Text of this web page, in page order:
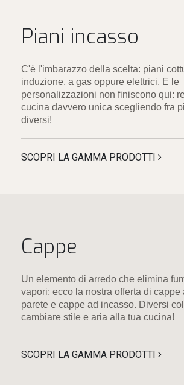
Piani incasso
C'è l'imbarazzo della scelta: piani
induzione, a gas oppure elettrici. E le
personalizzazioni non finiscono qui:
cucina davvero unica scegliendo fra
diversi!
SCOPRI LA GAMMA PRODOTTI
Cappe
Un elemento di arredo che elimina
vapori: ecco la nostra offerta di cappe
parete e cappe ad incasso. Diversi
cambiare stile e aria alla tua cucina!
SCOPRI LA GAMMA PRODOTTI